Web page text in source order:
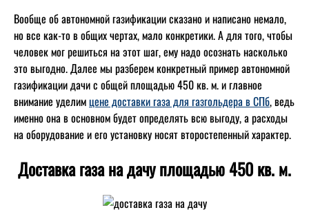
Вообще об автономной газификации сказано и написано немало,
но все как-то в общих чертах, мало конкретики. А для того, чтобы
человек мог решиться на этот шаг, ему надо осознать насколько
это выгодно. Далее мы разберем конкретный пример автономной
газификации дачи с общей площадью 450 кв. м. и главное
внимание уделимцене доставки газа для газгольдера в СПб, ведь
именно она в основном будет определять всю выгоду, а расходы
на оборудование и его установку носят второстепенный характер.
Доставка газа на дачу площадью 450 кв. м.